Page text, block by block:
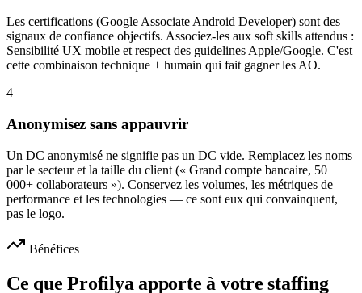
Les certifications (Google Associate Android Developer) sont des
signaux de confiance objectifs. Associez-les aux soft skills attendus :
Sensibilité UX mobile et respect des guidelines Apple/Google. C'est
cette combinaison technique + humain qui fait gagner les AO.
4
Anonymisez sans appauvrir
Un DC anonymisé ne signifie pas un DC vide. Remplacez les noms
par le secteur et la taille du client (« Grand compte bancaire, 50
000+ collaborateurs »). Conservez les volumes, les métriques de
performance et les technologies — ce sont eux qui convainquent,
pas le logo.
Bénéfices
Ce que Profilya apporte à votre staffing